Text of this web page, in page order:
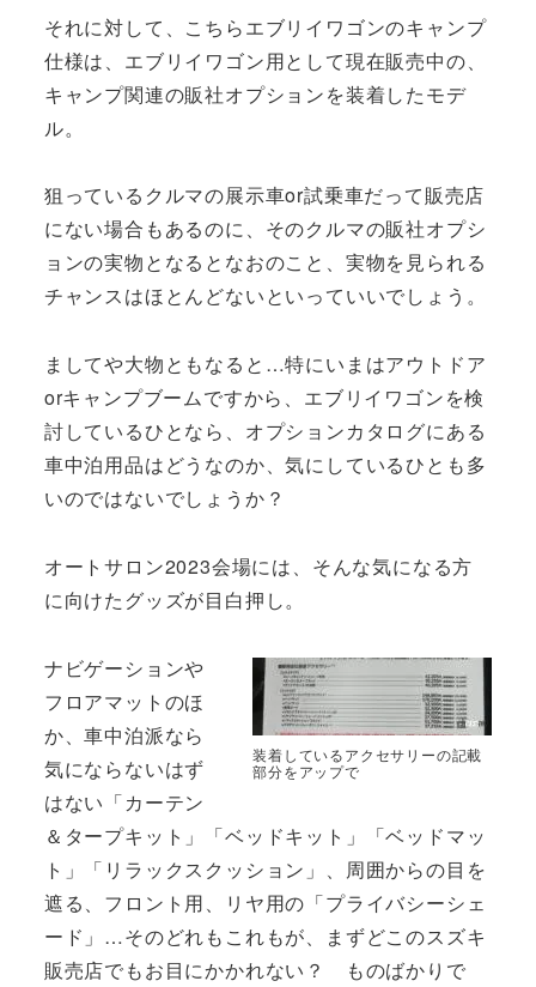
それに対して、こちらエブリイワゴンのキャンプ
仕様は、エブリイワゴン用として現在販売中の、
キャンプ関連の販社オプションを装着したモデ
ル。
狙っているクルマの展示車or試乗車だって販売店
にない場合もあるのに、そのクルマの販社オプシ
ョンの実物となるとなおのこと、実物を見られる
チャンスはほとんどないといっていいでしょう。
ましてや大物ともなると…特にいまはアウトドア
orキャンプブームですから、エブリイワゴンを検
討しているひとなら、オプションカタログにある
車中泊用品はどうなのか、気にしているひとも多
いのではないでしょうか？
オートサロン2023会場には、そんな気になる方
に向けたグッズが目白押し。
装着しているアクセサリーの記載
部分をアップで
ナビゲーションや
フロアマットのほ
か、車中泊派なら
気にならないはず
はない「カーテン
＆タープキット」「ベッドキット」「ベッドマッ
ト」「リラックスクッション」、周囲からの目を
遮る、フロント用、リヤ用の「プライバシーシェ
ード」…そのどれもこれもが、まずどこのスズキ
販売店でもお目にかかれない？ ものばかりで